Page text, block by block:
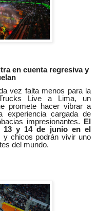
en cuenta regresiva y
vez falta menos para la
Live a Lima, un
promete hacer vibrar a
experiencia cargada de
impresionantes.
El
13 y 14 de junio en el
y chicos podrán vivir uno
del mundo.